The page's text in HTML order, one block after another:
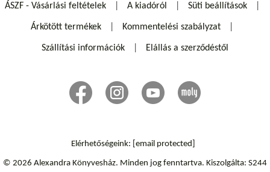
ÁSZF - Vásárlási feltételek A kiadóról Süti beállítások
Árkötött termékek Kommentelési szabályzat
Szállítási információk Elállás a szerződéstől
Elérhetőségeink: [email protected]
© 2026 Alexandra Könyvesház. Minden jog fenntartva. Kiszolgálta: S244